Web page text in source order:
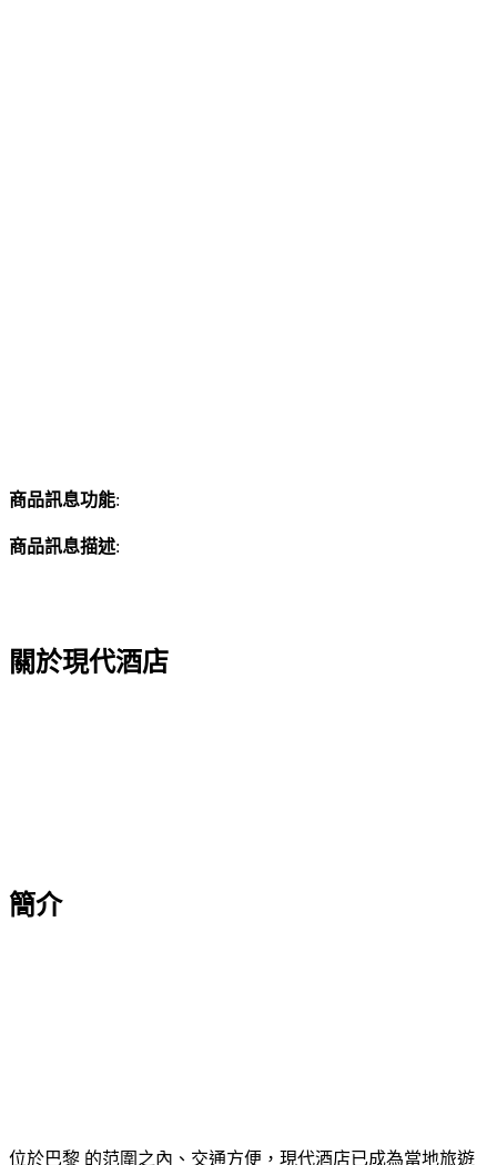
商品訊息功能:
商品訊息描述:
關於現代酒店
簡介
位於巴黎 的范圍之內、交通方便，現代酒店已成為當地旅遊